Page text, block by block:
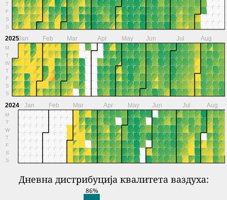
T
F
S
S
2025
M
T
W
T
F
S
S
Jan Feb Mar Apr May Jun Jul Aug
2024
M
T
W
T
F
S
S
Jan Feb Mar Apr May Jun Jul Aug
Дневна дистрибуција квалитета ваздуха:
86%